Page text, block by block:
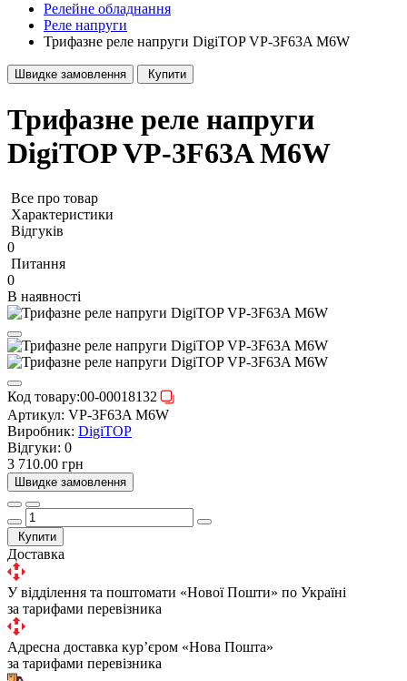
Релейне обладнання
Реле напруги
Трифазне реле напруги DigiTOP VP-3F63A M6W
Швидке замовлення Купити
Трифазне реле напруги
DigiTOP VP-3F63A M6W
Все про товар
Характеристики
Відгуків
0
Питання
0
В наявності
Код товару:00-00018132
Артикул: VP-3F63A M6W
Виробник: DigiTOP
Відгуки: 0
3 710.00 грн
Швидке замовлення
Купити
Доставка
У відділення та поштомати «Нової Пошти» по Україні
за тарифами перевізника
Адресна доставка курʼєром «Нова Пошта»
за тарифами перевізника